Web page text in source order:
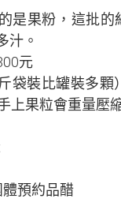
是果粉，這批的
汁。
元
袋裝比罐裝多顆
上果粒會重量壓縮
預約品醋